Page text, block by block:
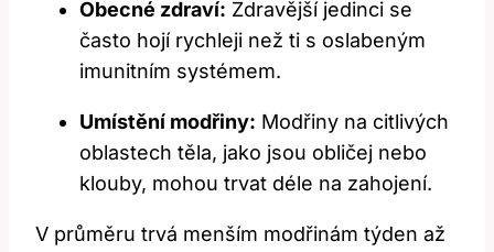
Obecné zdraví: Zdravější jedinci se
často hojí rychleji než ti s oslabeným
imunitním systémem.
Umístění modřiny: Modřiny na citlivých
oblastech těla, jako jsou obličej nebo
klouby, mohou trvat déle na zahojení.
V průměru trvá menším modřinám týden až